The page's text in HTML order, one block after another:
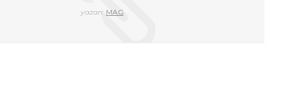
yazan: MAG